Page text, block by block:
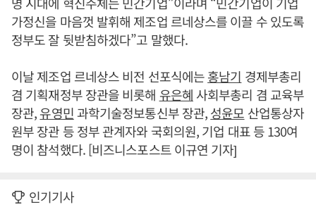
가정신을 마음껏 발휘해 제조업 르네상스를 이끌 수 있도록
정부도 잘 뒷받침하겠다”고 말했다.
이날 제조업 르네상스 비전 선포식에는홍남기 경제부총리
겸 기획재정부 장관을 비롯해 유은혜 사회부총리 겸 교육부
장관,유영민 과학기술정보통신부 장관,성윤모 산업통상자
원부 장관 등 정부 관계자와 국회의원, 기업 대표 등 130여
명이 참석했다. [비즈니스포스트 이규연 기자]
인기기사